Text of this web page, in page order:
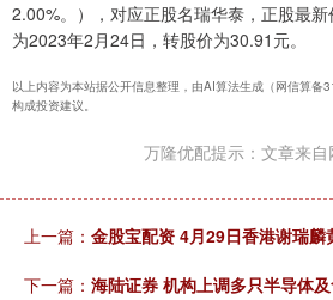
2.00%。），对应正股名瑞华泰，正股最
为2023年2月24日，转股价为30.91元。
以上内容为本站据公开信息整理，由AI算法生成（网信算
构成投资建议。
万隆优配提示：文章来自
上一篇： 金股宝配资 4月29日香港谢瑞
下一篇： 海陆证券 机构上调多只半导体